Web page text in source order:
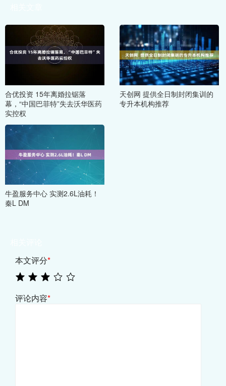
合优投资 15年离婚拉锯落
幕，“中国巴菲特”失去沃华医药
实控权
天创网 提供全日制封闭集训的
专升本机构推荐
牛盈服务中心 实测2.6L油耗！
秦L DM
本文评分*
评论内容*